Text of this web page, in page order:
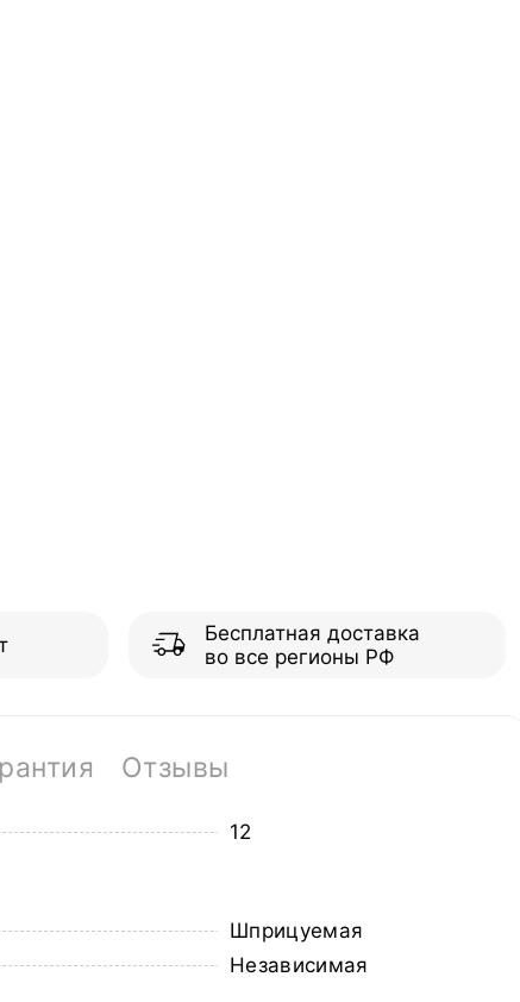
Бесплатная доставка
во все регионы РФ
Отзывы
12
Шприцуемая
Независимая